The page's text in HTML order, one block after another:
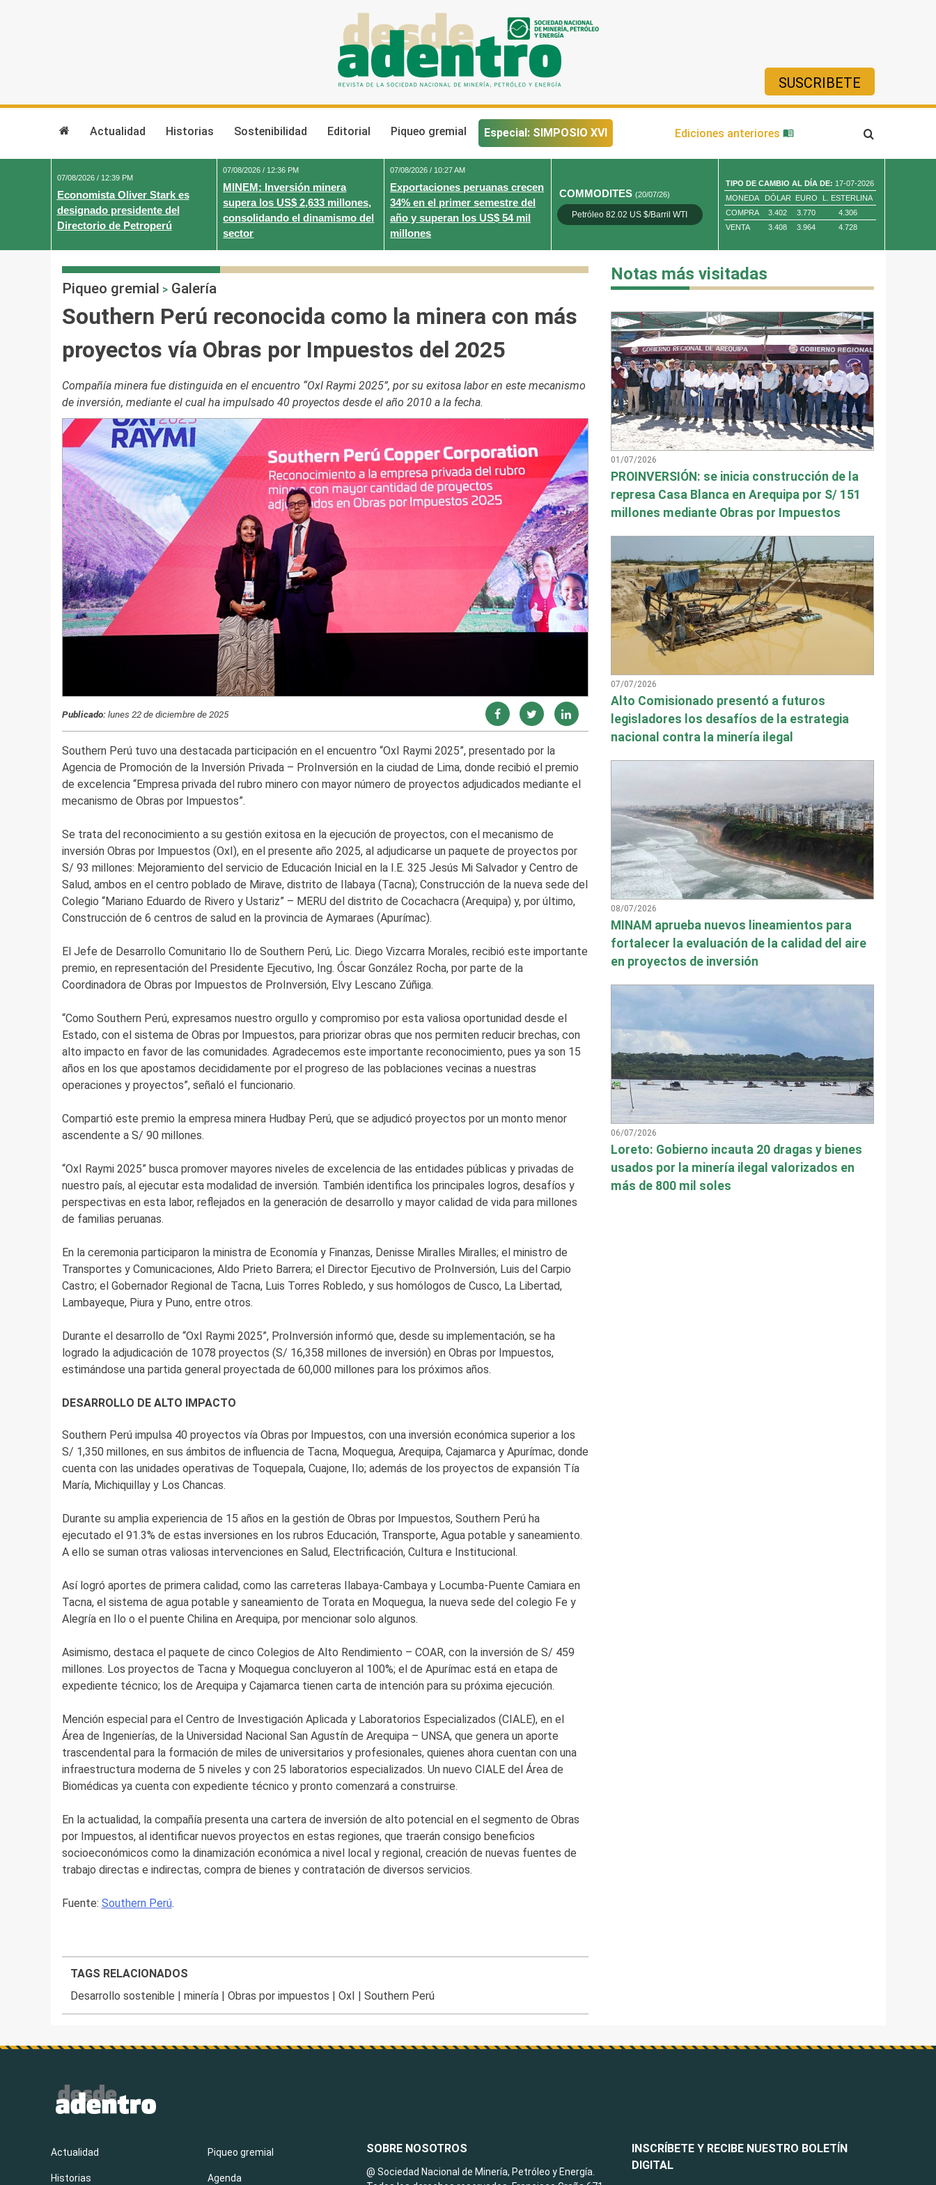
SUSCRIBETE
Actualidad Historias Sostenibilidad Editorial Piqueo gremial Especial: SIMPOSIO XVI Ediciones anteriores
07/08/2026 / 12:39 PM
Economista Oliver Stark es
designado presidente del
Directorio de Petroperú
07/08/2026 / 12:36 PM
MINEM: Inversión minera
supera los US$ 2,633 millones,
consolidando el dinamismo del
sector
07/08/2026 / 10:27 AM
Exportaciones peruanas crecen
34% en el primer semestre del
año y superan los US$ 54 mil
millones
COMMODITES(20/07/26)
Petróleo 82.02 US $/Barril WTI Oro 4,010.80 US $/ Oz. Tr.
TIPO DE CAMBIO AL DÍA DE: 17-07-2026
MONEDA
DÓLAR EURO
L. ESTERLINA
COMPRA
3.402 3.770
4.306
VENTA
3.408 3.964 4.728
Piqueo gremial > Galería
Southern Perú reconocida como la minera con más
proyectos vía Obras por Impuestos del 2025
Compañía minera fue distinguida en el encuentro “OxI Raymi 2025”, por su exitosa labor en este mecanismo
de inversión, mediante el cual ha impulsado 40 proyectos desde el año 2010 a la fecha.
Publicado:lunes 22 de diciembre de 2025
Southern Perú tuvo una destacada participación en el encuentro “OxI Raymi 2025”, presentado por la
Agencia de Promoción de la Inversión Privada – ProInversión en la ciudad de Lima, donde recibió el premio
de excelencia “Empresa privada del rubro minero con mayor número de proyectos adjudicados mediante el
mecanismo de Obras por Impuestos”.
Se trata del reconocimiento a su gestión exitosa en la ejecución de proyectos, con el mecanismo de
inversión Obras por Impuestos (OxI), en el presente año 2025, al adjudicarse un paquete de proyectos por
S/ 93 millones: Mejoramiento del servicio de Educación Inicial en la I.E. 325 Jesús Mi Salvador y Centro de
Salud, ambos en el centro poblado de Mirave, distrito de Ilabaya (Tacna); Construcción de la nueva sede del
Colegio “Mariano Eduardo de Rivero y Ustariz” – MERU del distrito de Cocachacra (Arequipa) y, por último,
Construcción de 6 centros de salud en la provincia de Aymaraes (Apurímac).
El Jefe de Desarrollo Comunitario Ilo de Southern Perú, Lic. Diego Vizcarra Morales, recibió este importante
premio, en representación del Presidente Ejecutivo, Ing. Óscar González Rocha, por parte de la
Coordinadora de Obras por Impuestos de ProInversión, Elvy Lescano Zúñiga.
“Como Southern Perú, expresamos nuestro orgullo y compromiso por esta valiosa oportunidad desde el
Estado, con el sistema de Obras por Impuestos, para priorizar obras que nos permiten reducir brechas, con
alto impacto en favor de las comunidades. Agradecemos este importante reconocimiento, pues ya son 15
años en los que apostamos decididamente por el progreso de las poblaciones vecinas a nuestras
operaciones y proyectos”, señaló el funcionario.
Compartió este premio la empresa minera Hudbay Perú, que se adjudicó proyectos por un monto menor
ascendente a S/ 90 millones.
“OxI Raymi 2025” busca promover mayores niveles de excelencia de las entidades públicas y privadas de
nuestro país, al ejecutar esta modalidad de inversión. También identifica los principales logros, desafíos y
perspectivas en esta labor, reflejados en la generación de desarrollo y mayor calidad de vida para millones
de familias peruanas.
En la ceremonia participaron la ministra de Economía y Finanzas, Denisse Miralles Miralles; el ministro de
Transportes y Comunicaciones, Aldo Prieto Barrera; el Director Ejecutivo de ProInversión, Luis del Carpio
Castro; el Gobernador Regional de Tacna, Luis Torres Robledo, y sus homólogos de Cusco, La Libertad,
Lambayeque, Piura y Puno, entre otros.
Durante el desarrollo de “OxI Raymi 2025”, ProInversión informó que, desde su implementación, se ha
logrado la adjudicación de 1078 proyectos (S/ 16,358 millones de inversión) en Obras por Impuestos,
estimándose una partida general proyectada de 60,000 millones para los próximos años.
DESARROLLO DE ALTO IMPACTO
Southern Perú impulsa 40 proyectos vía Obras por Impuestos, con una inversión económica superior a los
S/ 1,350 millones, en sus ámbitos de influencia de Tacna, Moquegua, Arequipa, Cajamarca y Apurímac, donde
cuenta con las unidades operativas de Toquepala, Cuajone, Ilo; además de los proyectos de expansión Tía
María, Michiquillay y Los Chancas.
Durante su amplia experiencia de 15 años en la gestión de Obras por Impuestos, Southern Perú ha
ejecutado el 91.3% de estas inversiones en los rubros Educación, Transporte, Agua potable y saneamiento.
A ello se suman otras valiosas intervenciones en Salud, Electrificación, Cultura e Institucional.
Así logró aportes de primera calidad, como las carreteras Ilabaya-Cambaya y Locumba-Puente Camiara en
Tacna, el sistema de agua potable y saneamiento de Torata en Moquegua, la nueva sede del colegio Fe y
Alegría en Ilo o el puente Chilina en Arequipa, por mencionar solo algunos.
Asimismo, destaca el paquete de cinco Colegios de Alto Rendimiento – COAR, con la inversión de S/ 459
millones. Los proyectos de Tacna y Moquegua concluyeron al 100%; el de Apurímac está en etapa de
expediente técnico; los de Arequipa y Cajamarca tienen carta de intención para su próxima ejecución.
Mención especial para el Centro de Investigación Aplicada y Laboratorios Especializados (CIALE), en el
Área de Ingenierías, de la Universidad Nacional San Agustín de Arequipa – UNSA, que genera un aporte
trascendental para la formación de miles de universitarios y profesionales, quienes ahora cuentan con una
infraestructura moderna de 5 niveles y con 25 laboratorios especializados. Un nuevo CIALE del Área de
Biomédicas ya cuenta con expediente técnico y pronto comenzará a construirse.
En la actualidad, la compañía presenta una cartera de inversión de alto potencial en el segmento de Obras
por Impuestos, al identificar nuevos proyectos en estas regiones, que traerán consigo beneficios
socioeconómicos como la dinamización económica a nivel local y regional, creación de nuevas fuentes de
trabajo directas e indirectas, compra de bienes y contratación de diversos servicios.
Fuente: Southern Perú.
TAGS RELACIONADOS
Desarrollo sostenible |minería |Obras por impuestos |OxI |Southern Perú
Notas más visitadas
01/07/2026
PROINVERSIÓN: se inicia construcción de la
represa Casa Blanca en Arequipa por S/ 151
millones mediante Obras por Impuestos
07/07/2026
Alto Comisionado presentó a futuros
legisladores los desafíos de la estrategia
nacional contra la minería ilegal
08/07/2026
MINAM aprueba nuevos lineamientos para
fortalecer la evaluación de la calidad del aire
en proyectos de inversión
06/07/2026
Loreto: Gobierno incauta 20 dragas y bienes
usados por la minería ilegal valorizados en
más de 800 mil soles
INSCRÍBETE Y RECIBE NUESTRO BOLETÍN
DIGITAL
Actualidad
Historias
Piqueo gremial
Agenda
SOBRE NOSOTROS
@ Sociedad Nacional de Minería, Petróleo y Energía.